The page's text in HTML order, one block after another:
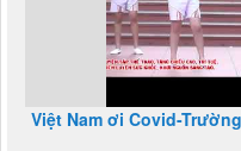
Việt Nam ơi Covid-